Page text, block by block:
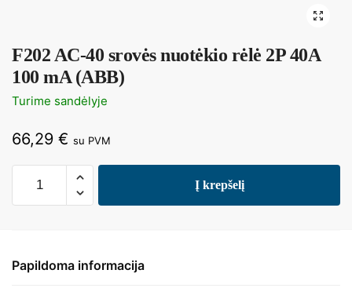
🔍
F202 AC-40 srovės nuotėkio rėlė 2P 40A
100 mA (ABB)
Turime sandėlyje
66,29 € su PVM
Į krepšelį
Papildoma informacija